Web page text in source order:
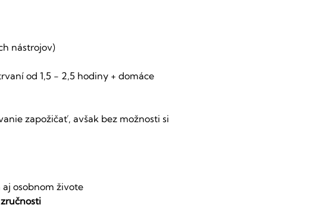
nástrojov)
od 1,5 - 2,5 hodiny + domáce
zapožičať, avšak bez možnosti si
osobnom živote